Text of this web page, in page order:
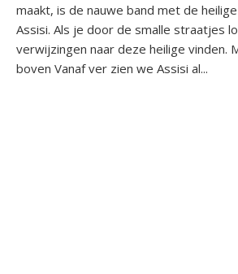
maakt, is de nauwe band met de
Assisi. Als je door de smalle straatjes
verwijzingen naar deze heilige vinden.
boven Vanaf ver zien we Assisi al...